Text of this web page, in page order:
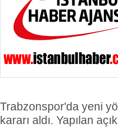
Trabzonspor'da yeni
kararı aldı. Yapılan